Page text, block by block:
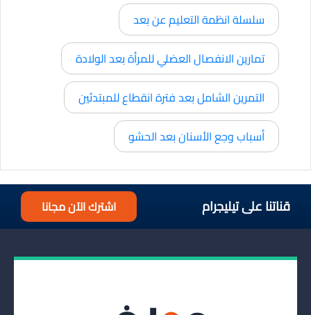
سلسلة انظمة التعليم عن بعد
تمارين الانفصال العضلي للمرأة بعد الولادة
التمرين الشامل بعد فترة انقطاع للمبتدئين
أسباب وجع الأسنان بعد الحشو
قناتنا على تيليجرام اشترك الآن مجانا